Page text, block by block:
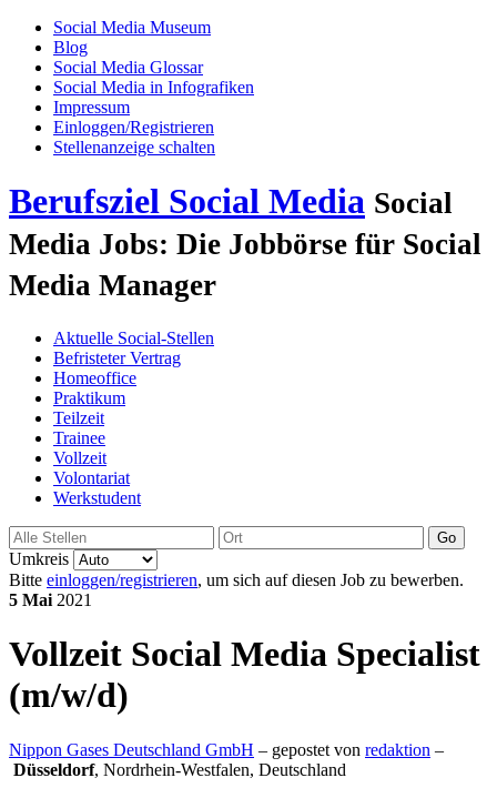
Social Media Museum
Blog
Social Media Glossar
Social Media in Infografiken
Impressum
Einloggen/Registrieren
Stellenanzeige schalten
Berufsziel Social Media Social
Media Jobs: Die Jobbörse für Social
Media Manager
Aktuelle Social-Stellen
Befristeter Vertrag
Homeoffice
Praktikum
Teilzeit
Trainee
Vollzeit
Volontariat
Werkstudent
Go
Umkreis
Bitte einloggen/registrieren, um sich auf diesen Job zu bewerben.
5 Mai 2021
Vollzeit Social Media Specialist
(m/w/d)
Nippon Gases Deutschland GmbH – gepostet von redaktion –
Düsseldorf, Nordrhein-Westfalen, Deutschland